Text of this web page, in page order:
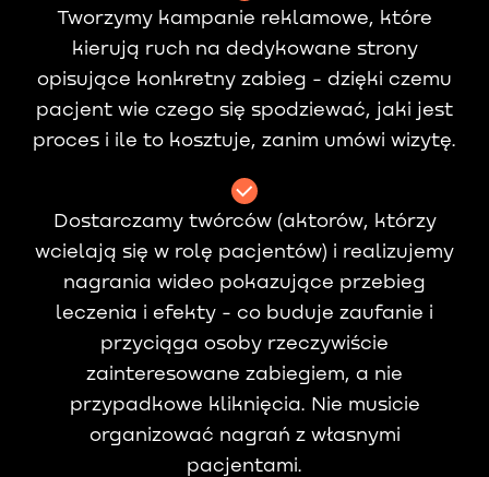
Tworzymy kampanie reklamowe, które
kierują ruch na dedykowane strony
opisujące konkretny zabieg - dzięki czemu
pacjent wie czego się spodziewać, jaki jest
proces i ile to kosztuje, zanim umówi wizytę.
Dostarczamy twórców (aktorów, którzy
wcielają się w rolę pacjentów) i realizujemy
nagrania wideo pokazujące przebieg
leczenia i efekty - co buduje zaufanie i
przyciąga osoby rzeczywiście
zainteresowane zabiegiem, a nie
przypadkowe kliknięcia. Nie musicie
organizować nagrań z własnymi
pacjentami.